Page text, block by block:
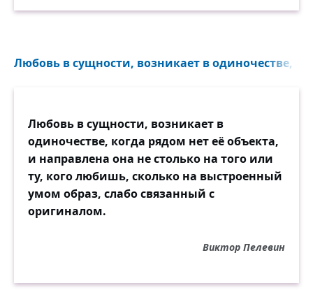
Любовь в сущности, возникает в одиночестве,
Любовь в сущности, возникает в
одиночестве, когда рядом нет её объекта,
и направлена она не столько на того или
ту, кого любишь, сколько на выстроенный
умом образ, слабо связанный с
оригиналом.
Виктор Пелевин